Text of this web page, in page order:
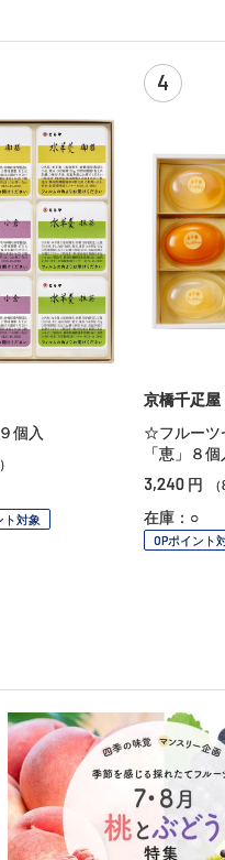
個入
ト対象
4
京橋千疋屋
☆フルーツ
「恵」８個
3,240 円
在庫：○
OPポイント